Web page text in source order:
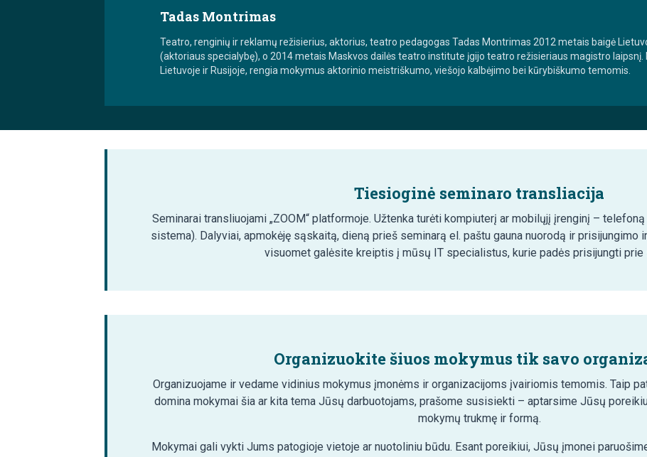
Tadas Montrimas
Teatro, renginių ir reklamų režisierius, aktorius, teatro pedagogas Tadas Montrimas 2012 metais baigė
(aktoriaus specialybę), o 2014 metais Maskvos dailės teatro institute įgijo teatro režisieriaus magistro
Lietuvoje ir Rusijoje, rengia mokymus aktorinio meistriškumo, viešojo kalbėjimo bei kūrybiškumo temomis.
Tiesioginė seminaro transliacija
Seminarai transliuojami „ZOOM“ platformoje. Užtenka turėti kompiuterį ar mobilųjį įrenginį –
sistema). Dalyviai, apmokėję sąskaitą, dieną prieš seminarą el. paštu gauna nuorodą ir prisijungimo
visuomet galėsite kreiptis į mūsų IT specialistus, kurie padės prisijungti prie
Organizuokite šiuos mokymus tik savo
Organizuojame ir vedame vidinius mokymus įmonėms ir organizacijoms įvairiomis temomis. Taip
domina mokymai šia ar kita tema Jūsų darbuotojams, prašome susisiekti – aptarsime Jūsų
mokymų trukmę ir formą.
Mokymai gali vykti Jums patogioje vietoje ar nuotoliniu būdu. Esant poreikiui, Jūsų įmonei